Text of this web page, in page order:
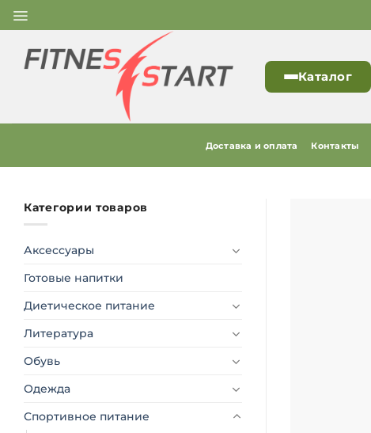
Skip
Каталог
Доставка и оплата Контакты
Категории товаров
Аксессуары
Готовые напитки
Диетическое питание
Литература
Обувь
Одежда
Спортивное питание